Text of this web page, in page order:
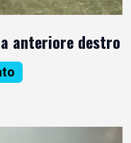
anteriore destro